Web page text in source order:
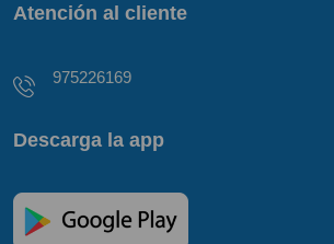
Atención al cliente
975226169
Descarga la app